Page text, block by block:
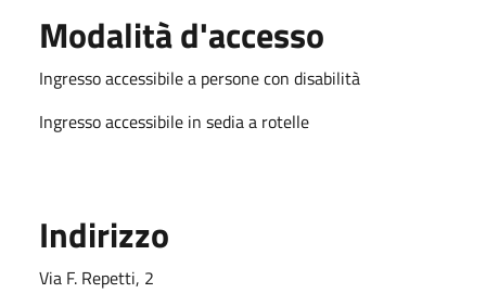
Modalità d'accesso
Ingresso accessibile a persone con disabilità
Ingresso accessibile in sedia a rotelle
Indirizzo
Via F. Repetti, 2